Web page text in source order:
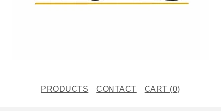
PRODUCTS CONTACT CART (0)